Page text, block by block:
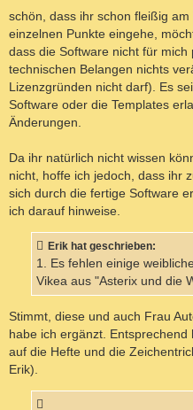
a
g
schön, dass ihr schon fleißig
einzelnen Punkte eingehe,
dass die Software nicht für
technischen Belangen nichts
Lizenzgründen nicht darf). Es
Software oder die Templates
Änderungen.
Da ihr natürlich nicht wissen
nicht, hoffe ich jedoch, dass ihr
sich durch die fertige Software
ich darauf hinweise.
Erik hat geschrieben:
1. Es fehlen einige
Vikea aus "Asterix und die
Stimmt, diese und auch Frau
habe ich ergänzt.
auf die Hefte und die
Erik).